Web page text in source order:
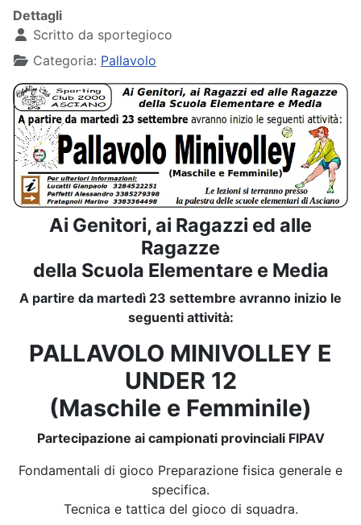
Dettagli
Scritto da sportegioco
Categoria: Pallavolo
Ai Genitori, ai Ragazzi ed alle
Ragazze
della Scuola Elementare e Media
A partire da martedì 23 settembre avranno inizio le
seguenti attività:
PALLAVOLO MINIVOLLEY E
UNDER 12
(Maschile e Femminile)
Partecipazione ai campionati provinciali FIPAV
Fondamentali di gioco Preparazione fisica generale e
specifica.
Tecnica e tattica del gioco di squadra.